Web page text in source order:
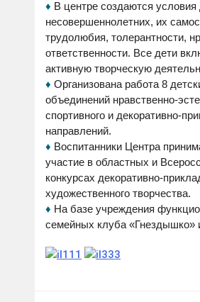
♦ В центре создаются условия
несовершеннолетних, их
трудолюбия, толерантности,
ответственности. Все дети
активную творческую
♦ Организована работа 8
объединений нравственно-
спортивного и декоративно-
направлений.
♦ Воспитанники Центра
участие в областных и
конкурсах декоративно-
художественного творчества.
♦ На базе учреждения
семейных клуба «Гнездышко»